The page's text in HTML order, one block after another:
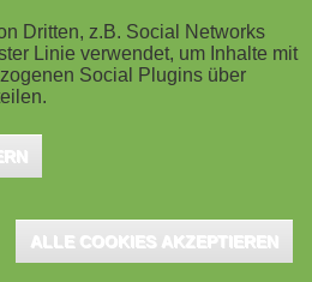
Dritten, z.B. Social Networks
Linie verwendet, um Inhalte mit
Social Plugins über
ALLE COOKIES AKZEPTIEREN